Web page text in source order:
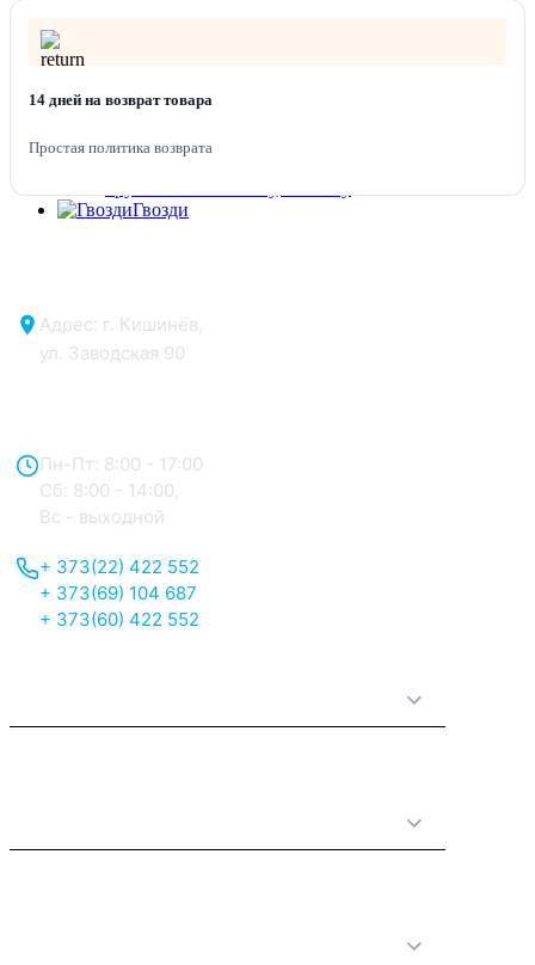
Шпатлевки
Скотч, изоленты, пленка
Гвозди
14 дней на возврат товара
Простая политика возврата
Адрес: г. Кишинёв,
ул. Заводская 90
Пн-Пт: 8:00 - 17:00
Сб: 8:00 - 14:00,
Вс - выходной
+ 373(22) 422 552
+ 373(69) 104 687
+ 373(60) 422 552